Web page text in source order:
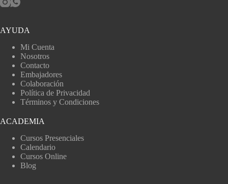
AYUDA
Mi Cuenta
Nosotros
Contacto
Embajadores
Colaboración
Política de Privacidad
Términos y Condiciones
ACADEMIA
Cursos Presenciales
Calendario
Cursos Online
Blog